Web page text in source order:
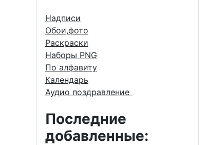
Надписи
Обои,фото
Раскраски
Наборы PNG
По алфавиту
Календарь
Аудио поздравление
Последние
добавленные: